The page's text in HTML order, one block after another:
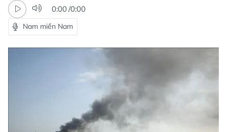
0:00/0:00
Nam miền Nam